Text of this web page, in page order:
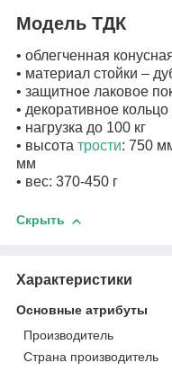
Модель ТДК
• облегченная
• материал стойки –
• защитное лаковое
• декоративное кольцо
• нагрузка до 100 кг
• высота трости: 750
мм
• вес: 370-450 г
Скрыть
Характеристики
Основные атрибуты
Производитель
Страна производитель